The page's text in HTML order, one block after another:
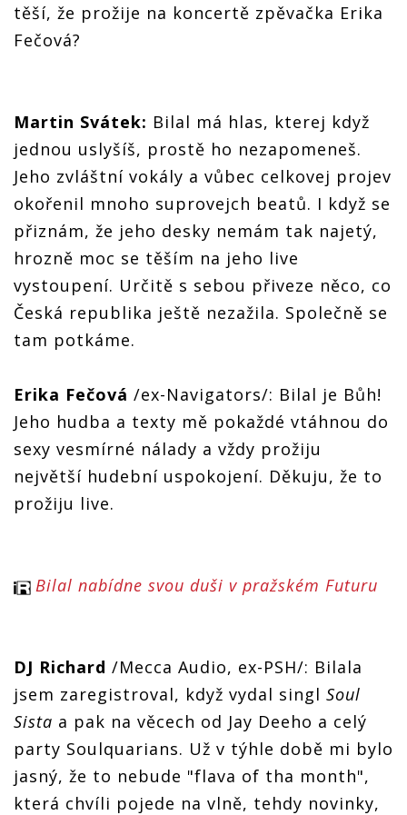
těší, že prožije na koncertě zpěvačka Erika
Fečová?
Martin Svátek: Bilal má hlas, kterej když
jednou uslyšíš, prostě ho nezapomeneš.
Jeho zvláštní vokály a vůbec celkovej projev
okořenil mnoho suprovejch beatů. I když se
přiznám, že jeho desky nemám tak najetý,
hrozně moc se těším na jeho live
vystoupení. Určitě s sebou přiveze něco, co
Česká republika ještě nezažila. Společně se
tam potkáme.
Erika Fečová /ex-Navigators/: Bilal je Bůh!
Jeho hudba a texty mě pokaždé vtáhnou do
sexy vesmírné nálady a vždy prožiju
největší hudební uspokojení. Děkuju, že to
prožiju live.
Bilal nabídne svou duši v pražském Futuru
DJ Richard /Mecca Audio, ex-PSH/: Bilala
jsem zaregistroval, když vydal singl Soul
Sista a pak na věcech od Jay Deeho a celý
party Soulquarians. Už v týhle době mi bylo
jasný, že to nebude "flava of tha month",
která chvíli pojede na vlně, tehdy novinky,